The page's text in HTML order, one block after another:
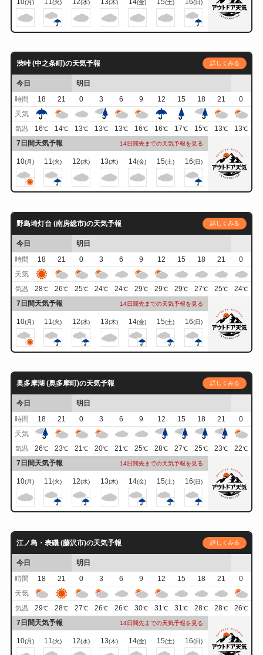
10(月) 11(火) 12(水) 13(木) 14(金) 15(土) 16(日)
渋峠 (中之条町)の天気予報 詳しくみる
今日
明日
時間
18 21 0 3 6 9 12 15 18 21
0
天気
気温 16℃ 14℃ 13℃ 13℃ 13℃ 16℃ 16℃ 17℃ 15℃ 13℃ 13℃
7日間天気予報 14日間先までの天気予報を見る
10(月) 11(火) 12(水) 13(木) 14(金) 15(土) 16(日)
野島埼灯台 (南房総市)の天気予報 詳しくみる
今日
明日
時間
18 21 0 3 6 9 12 15 18 21
0
天気
気温 28℃ 26℃ 25℃ 24℃ 24℃ 29℃ 29℃ 29℃ 27℃ 25℃ 24℃
7日間天気予報 14日間先までの天気予報を見る
10(月) 11(火) 12(水) 13(木) 14(金) 15(土) 16(日)
奥多摩湖 (奥多摩町)の天気予報 詳しくみる
今日
明日
時間
18 21 0 3 6 9 12 15 18 21
0
天気
気温 26℃ 23℃ 21℃ 20℃ 21℃ 25℃ 28℃ 27℃ 25℃ 23℃ 22℃
7日間天気予報 14日間先までの天気予報を見る
10(月) 11(火) 12(水) 13(木) 14(金) 15(土) 16(日)
江ノ島・表磯 (藤沢市)の天気予報 詳しくみる
今日
明日
時間
18 21 0 3 6 9 12 15 18 21
0
天気
気温 29℃ 28℃ 27℃ 26℃ 26℃ 30℃ 31℃ 31℃ 28℃ 28℃ 26℃
7日間天気予報 14日間先までの天気予報を見る
10(月) 11(火) 12(水) 13(木) 14(金) 15(土) 16(日)